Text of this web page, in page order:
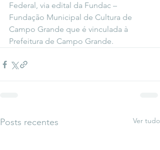
Federal, via edital da Fundac –
Fundação Municipal de Cultura de
Campo Grande que é vinculada à
Prefeitura de Campo Grande.
Posts recentes Ver tudo